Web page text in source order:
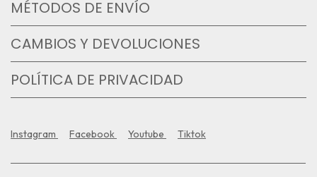
MÉTODOS DE ENVÍO
CAMBIOS Y DEVOLUCIONES
POLÍTICA DE PRIVACIDAD
Instagram Facebook Youtube Tiktok